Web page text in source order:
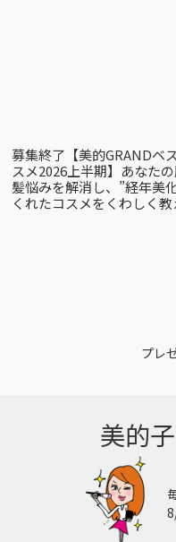
募集終了【美的GRANDベ
スメ2026上半期】あなたの
髪悩みを解消し、”経年美
くれたコスメをくわしく教
プレ
美的